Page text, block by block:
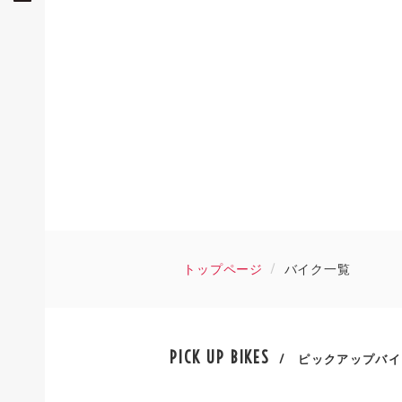
トップページ バイク一覧
PICK UP BIKES / ピックアップバ